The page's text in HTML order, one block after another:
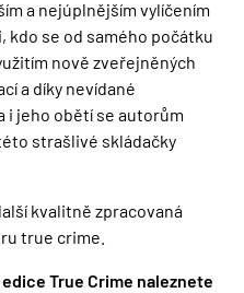
a nejúplnějším vylíčením
se od samého počátku
nově zveřejněných
a díky nevídané
i jeho obětí se autorům
strašlivé skládačky
kvalitně zpracovaná
true crime.
True Crime naleznete